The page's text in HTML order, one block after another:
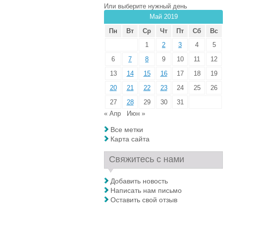
Или выберите нужный день
Май 2019
Пн
Вт Ср Чт Пт Сб
Вс
1
2 3 4
5
6
7 8 9 10 11
12
13
14 15 16 17 18
19
20
21 22 23 24 25
26
27
28 29 30
31
« Апр
Июн »
Все метки
Карта сайта
Свяжитесь с нами
Добавить новость
Написать нам письмо
Оставить свой отзыв